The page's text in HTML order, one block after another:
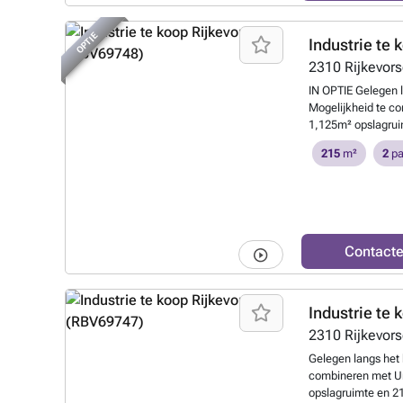
OPTIE Industrie te
2310
IN OPTIE
Mogelijkheid te
1,125m²
op kantoor.
breedte.
een diepte
oppervlakte van
als kantoor
keukenblok en
binnenafmeting
Brandmuren
inbegrepen -
- Unit 13 heeft
Vaste kosten :
215 m² 2
Industrie te
2310
Gelegen langs
combineren met
opslagruimte en